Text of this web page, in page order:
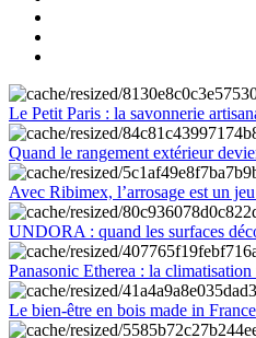
Le Petit Paris : la savonnerie
Quand le rangement extérieur
Avec Ribimex, l’arrosage est un
UNDORA : quand les surfaces
Panasonic Etherea : la
Le bien-être en bois made in France